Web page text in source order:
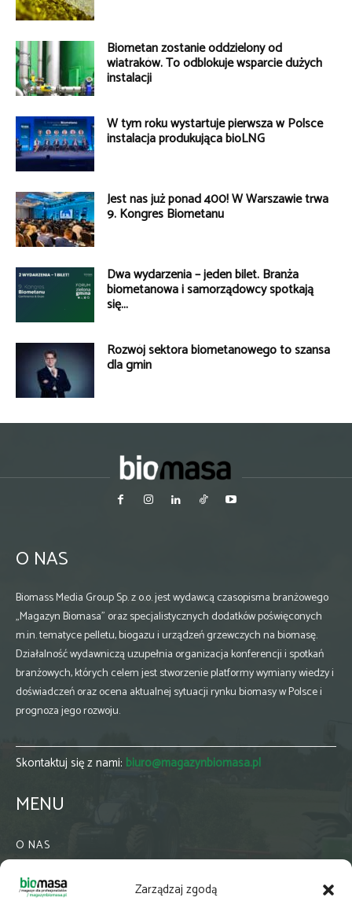
Zarządzaj zgodą
Biometan zostanie oddzielony od
wiatraków. To odblokuje wsparcie dużych
instalacji
W tym roku wystartuje pierwsza w Polsce
instalacja produkująca bioLNG
Jest nas już ponad 400! W Warszawie trwa
9. Kongres Biometanu
Dwa wydarzenia – jeden bilet. Branża
biometanowa i samorządowcy spotkają
się...
Rozwój sektora biometanowego to szansa
dla gmin
O NAS
Biomass Media Group Sp. z o.o. jest wydawcą czasopisma branżowego
„Magazyn Biomasa” oraz specjalistycznych dodatków poświęconych
m.in. tematyce pelletu, biogazu i urządzeń grzewczych na biomasę.
Działalność wydawniczą uzupełnia organizacja konferencji i spotkań
branżowych, których celem jest stworzenie platformy wymiany wiedzy i
doświadczeń oraz ocena aktualnej sytuacji rynku biomasy w Polsce i
prognoza jego rozwoju.
Skontaktuj się z nami: biuro@magazynbiomasa.pl
MENU
O NAS
WSPÓŁPRACA